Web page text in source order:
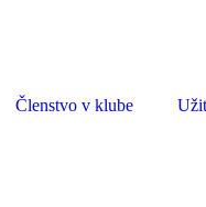
Členstvo v klube